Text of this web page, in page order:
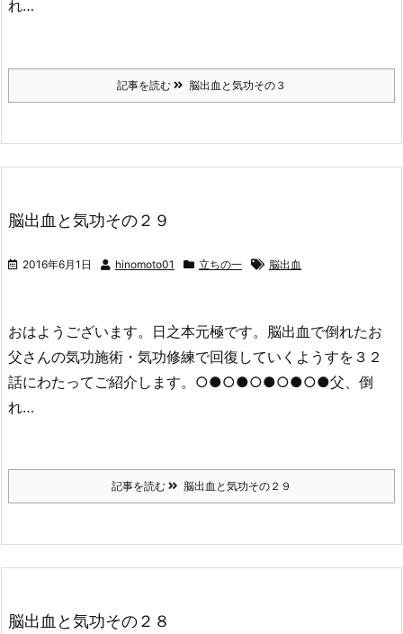
れ…
記事を読む 脳出血と気功その３
脳出血と気功その２９
2016年6月1日 hinomoto01 立ちの一 脳出血
おはようございます。日之本元極です。脳出血で倒れたお
父さんの気功施術・気功修練で回復していくようすを３２
話にわたってご紹介します。○●○●○●○●○●父、倒
れ…
記事を読む 脳出血と気功その２９
脳出血と気功その２８